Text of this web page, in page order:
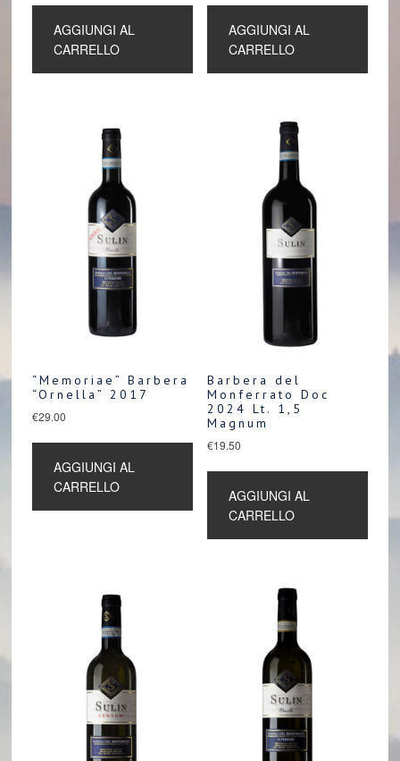
AGGIUNGI AL
CARRELLO
AGGIUNGI AL
CARRELLO
“Memoriae” Barbera
“Ornella” 2017
€29.00
AGGIUNGI AL
CARRELLO
Barbera del
Monferrato Doc
2024 Lt. 1,5
Magnum
€19.50
AGGIUNGI AL
CARRELLO